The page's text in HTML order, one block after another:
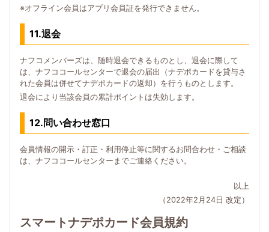
※オフライン会員はアプリ会員証を発行できません。
11.退会
ナフコメンバーズは、随時退会できるものとし、退会に際して
は、ナフココールセンターで退会の届出（ナデポカードを貸与さ
れた会員は併せてナデポカードの返却）を行うものとします。
退会により当該会員の累計ポイントは失効します。
12.問い合わせ窓口
会員情報の開示・訂正・利用停止等に関するお問合わせ・ご相談
は、ナフココールセンターまでご連絡ください。
以上
（2022年2月24日 改定）
スマートナデポカード会員規約